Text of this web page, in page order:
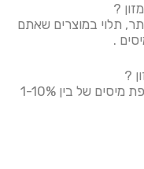
תלוי במוצרים שאתם
.
מכיוון שברוב ההזמנות אכן נתקל בתוספת מיסים של בין 1-10%